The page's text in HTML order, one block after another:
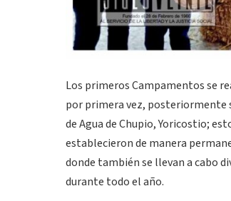
Los primeros Campamentos se
por primera vez, posteriormente
de Agua de Chupio, Yoricostio;
establecieron de manera
donde también se llevan a cabo
durante todo el año.